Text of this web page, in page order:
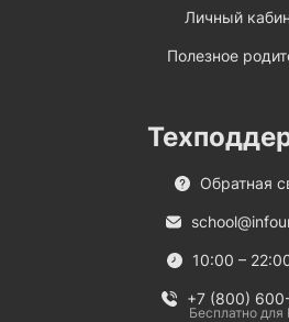
Личный
Полезное
Обратная
10:00 –
+7 (800)
Бесплатно для